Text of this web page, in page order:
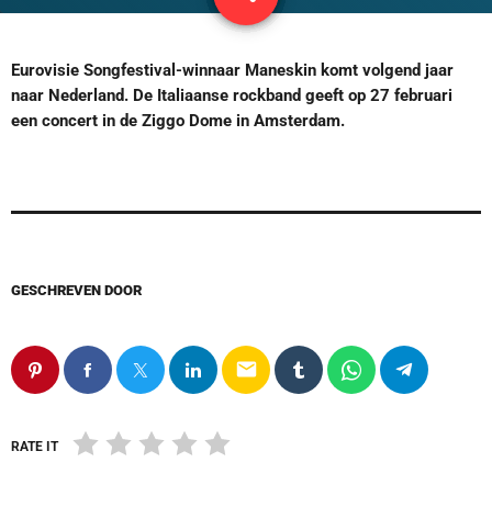
Eurovisie Songfestival-winnaar Maneskin komt volgend jaar
naar Nederland. De Italiaanse rockband geeft op 27 februari
een concert in de Ziggo Dome in Amsterdam.
GESCHREVEN DOOR
email
RATE IT